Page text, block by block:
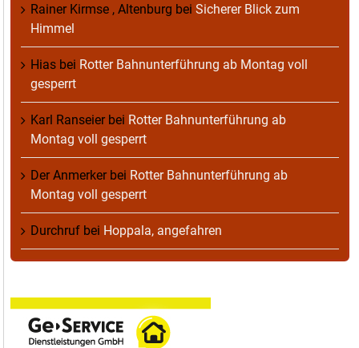
Rainer Kirmse , Altenburg bei Sicherer Blick zum
Himmel
Hias bei Rotter Bahnunterführung ab Montag voll
gesperrt
Karl Ranseierbei Rotter Bahnunterführung ab
Montag voll gesperrt
Der Anmerkerbei Rotter Bahnunterführung ab
Montag voll gesperrt
Durchruf bei Hoppala, angefahren